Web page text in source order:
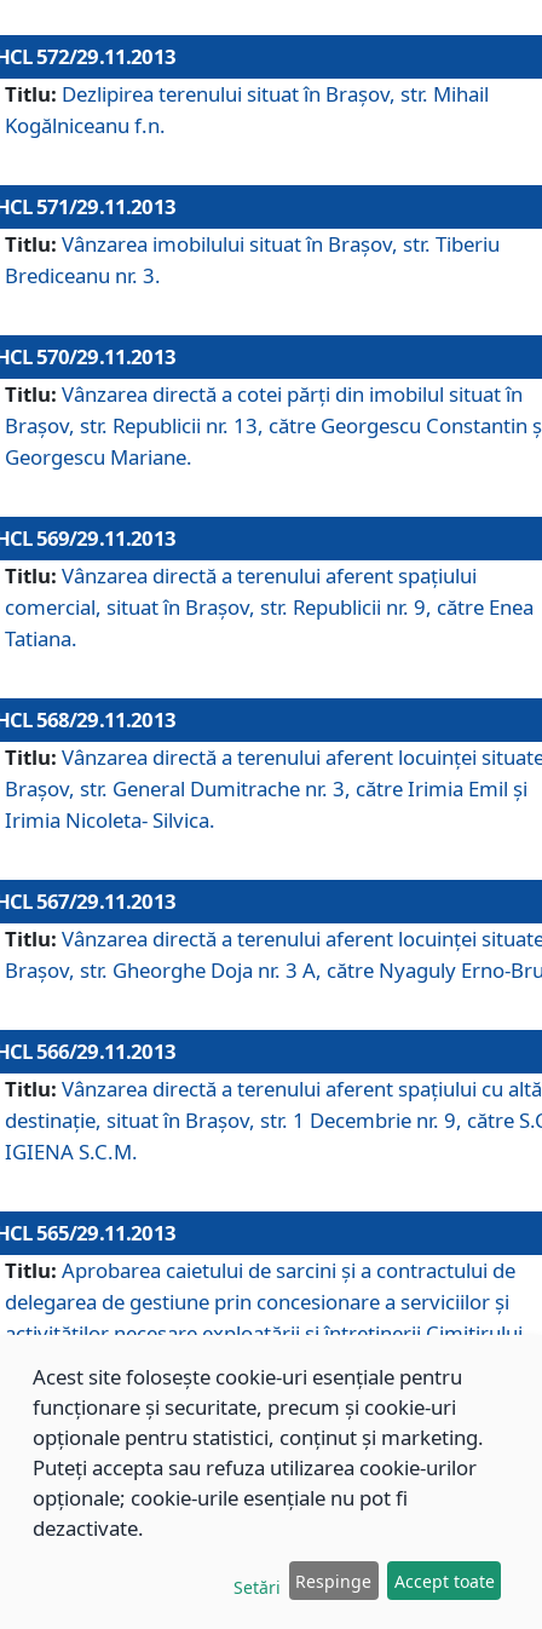
572/29.11.2013
Titlu: Dezlipirea terenului situat în Braşov, str. Mihail
Kogălniceanu f.n.
571/29.11.2013
Titlu: Vânzarea imobilului situat în Braşov, str. Tiberiu
Brediceanu nr. 3.
570/29.11.2013
Titlu: Vânzarea directă a cotei părţi din imobilul situat în
Braşov, str. Republicii nr. 13, către Georgescu Constantin
Georgescu Mariane.
569/29.11.2013
Titlu: Vânzarea directă a terenului aferent spaţiului
comercial, situat în Braşov, str. Republicii nr. 9, către Enea
Tatiana.
568/29.11.2013
Titlu: Vânzarea directă a terenului aferent locuinţei
Braşov, str. General Dumitrache nr. 3, către Irimia Emil şi
Irimia Nicoleta- Silvica.
567/29.11.2013
Titlu: Vânzarea directă a terenului aferent locuinţei
Braşov, str. Gheorghe Doja nr. 3 A, către Nyaguly Erno-
566/29.11.2013
Titlu: Vânzarea directă a terenului aferent spaţiului cu altă
destinaţie, situat în Braşov, str. 1 Decembrie nr. 9, către
IGIENA S.C.M.
565/29.11.2013
Titlu: Aprobarea caietului de sarcini şi a contractului de
delegarea de gestiune prin concesionare a serviciilor şi
activităţilor necesare exploatării şi întreţinerii Cimitirului
Municipal Braşov situat în str. Dimitrie Anghel nr. 19.
564/29.11.2013
Titlu: Completarea şi modificarea H.C.L. nr. 446/2013,
care s-a aprobat studiul de fundamentare pentru
Acest site folosește cookie-uri esențiale pentru
funcționare și securitate, precum și cookie-uri
opționale pentru statistici, conținut și marketing.
Puteți accepta sau refuza utilizarea cookie-urilor
opționale; cookie-urile esențiale nu pot fi
dezactivate.
Setări Respinge Accept toate